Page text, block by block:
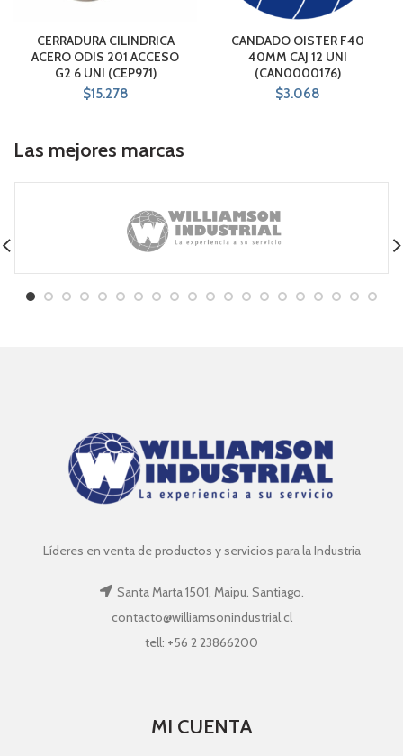
CERRADURA CILINDRICA
ACERO ODIS 201 ACCESO
G2 6 UNI (CEP971)
$15.278
CANDADO OISTER F40
40MM CAJ 12 UNI
(CAN0000176)
$3.068
Las mejores marcas
Líderes en venta de productos y servicios para la Industria
Santa Marta 1501, Maipu. Santiago.
contacto@williamsonindustrial.cl
tell: +56 2 23866200
MI CUENTA